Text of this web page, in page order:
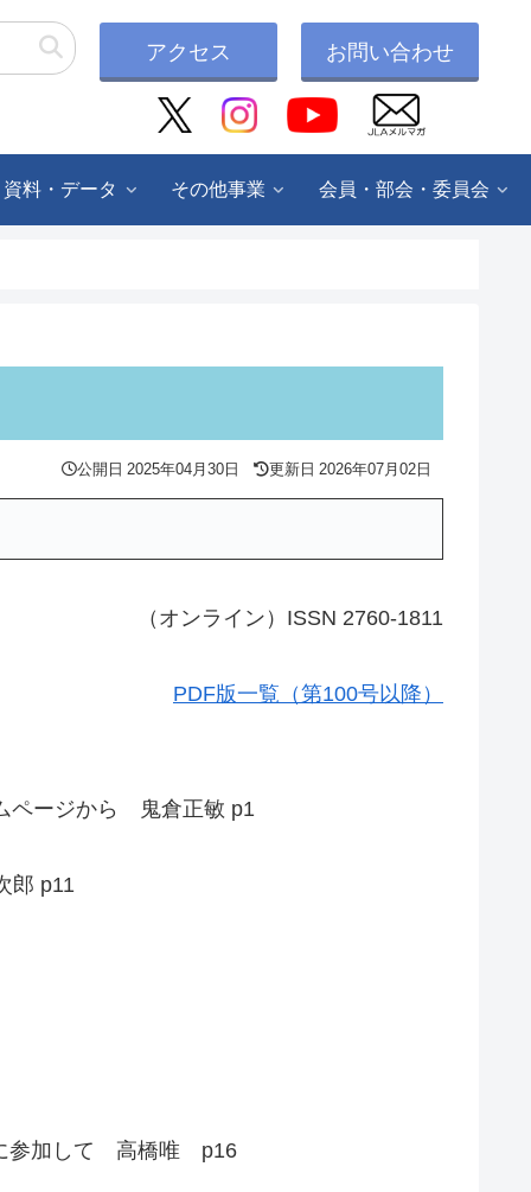
アクセス お問い合わせ
料・データ その他事業 会員・部会・委員会
公開日 2025年04月30日 更新日 2026年07月02日
（オンライン）ISSN 2760-1811
PDF版一覧（第100号以降）
ページから 鬼倉正敏 p1
郎 p11
に参加して 高橋唯 p16